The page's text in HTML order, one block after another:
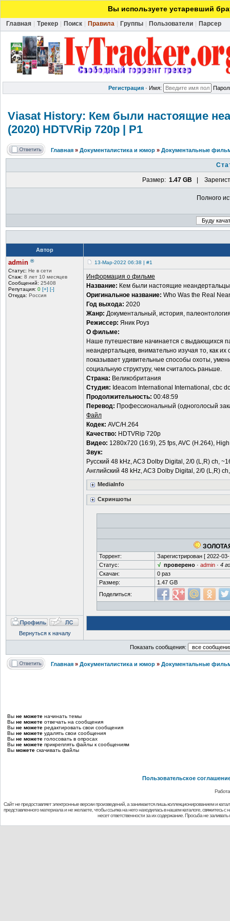
Вы используете устаревший
Главная Трекер Поиск Правила Группы Пользователи Парсер
Регистрация · Имя:
Viasat History: Кем были настоящие
(2020) HDTVRip 720p | P1
Главная » Документалистика и юмор » Документальные
Размер: 1.47 GB |
Полного
Автор
admin ®
Статус: Не в сети
Стаж: 8 лет 10 месяцев
Сообщений: 25408
Репутация: 0 [+] [-]
Откуда: Россия
13-Мар-2022 06:38 | #1
Информация о фильме
Название: Кем были настоящие неандертальцы
Оригинальное название: Who Was the Real
Год выхода: 2020
Жанр: Документальный, история,
Режиссер: Яник Роуз
О фильме:
Наше путешествие начинается с выдающихся
неандертальцев, внимательно изучая то, как
показывает удивительные способы охоты,
социальную структуру, чем считалось раньше.
Страна: Великобритания
Студия: Ideacom International International, cbc
Продолжительность: 00:48:59
Перевод: Профессиональный (одноголосый
Файл
Кодек: AVC/H.264
Качество: HDTVRip 720p
Видео: 1280x720 (16:9), 25 fps, AVC (H.264),
Звук:
Русский 48 kHz, AC3 Dolby Digital, 2/0 (L,R) ch,
Английский 48 kHz, AC3 Dolby Digital, 2/0 (L,R)
MediaInfo
Скриншоты
Торрент: Зарегистрирован [ 2022-
Статус:
√ проверено · admin · 4
Скачан:
0 раз
Размер:
1.47 GB
Поделиться:
Вернуться к началу
Показать сообщения:
Главная » Документалистика и юмор » Документальные
Вы не можете начинать темы
Вы не можете отвечать на сообщения
Вы не можете редактировать свои сообщения
Вы не можете удалять свои сообщения
Вы не можете голосовать в опросах
Вы не можете прикреплять файлы к сообщениям
Вы можете скачивать файлы
Пользовательское
Сайт не предоставляет электронные версии произведений, а занимается лишь коллекционированием и
представленного материала и не желаете, чтобы ссылка на него находилась в нашем каталоге,
несет ответственности за их содержание. Просьба не